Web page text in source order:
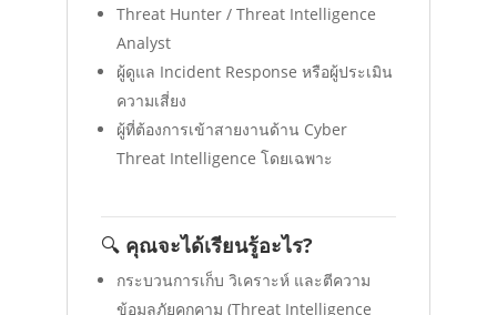
Threat Hunter / Threat Intelligence
Analyst
ผู้ดูแล Incident Response หรือผู้ประเมิน
ความเสี่ยง
ผู้ที่ต้องการเข้าสายงานด้าน Cyber
Threat Intelligence โดยเฉพาะ
🔍 คุณจะได้เรียนรู้อะไร?
กระบวนการเก็บ วิเคราะห์ และตีความ
ข้อมูลภัยคุกคาม (Threat Intelligence